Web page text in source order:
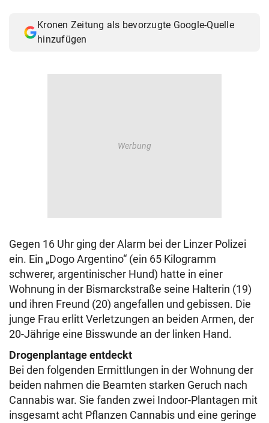
Kronen Zeitung als bevorzugte Google-Quelle
hinzufügen
Gegen 16 Uhr ging der Alarm bei der Linzer Polizei
ein. Ein „Dogo Argentino“ (ein 65 Kilogramm
schwerer, argentinischer Hund) hatte in einer
Wohnung in der Bismarckstraße seine Halterin (19)
und ihren Freund (20) angefallen und gebissen. Die
junge Frau erlitt Verletzungen an beiden Armen, der
20-Jährige eine Bisswunde an der linken Hand.
Drogenplantage entdeckt
Bei den folgenden Ermittlungen in der Wohnung der
beiden nahmen die Beamten starken Geruch nach
Cannabis war. Sie fanden zwei Indoor-Plantagen mit
insgesamt acht Pflanzen Cannabis und eine geringe